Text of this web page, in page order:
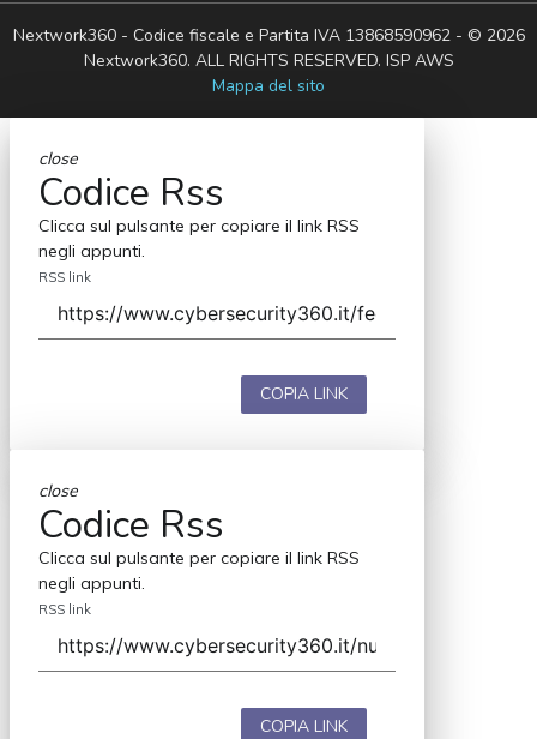
Nextwork360 - Codice fiscale e Partita IVA 13868590962 - © 2026
Nextwork360. ALL RIGHTS RESERVED. ISP AWS
Mappa del sito
close
Codice Rss
Clicca sul pulsante per copiare il link RSS
negli appunti.
RSS link
COPIA LINK
close
Codice Rss
Clicca sul pulsante per copiare il link RSS
negli appunti.
RSS link
COPIA LINK